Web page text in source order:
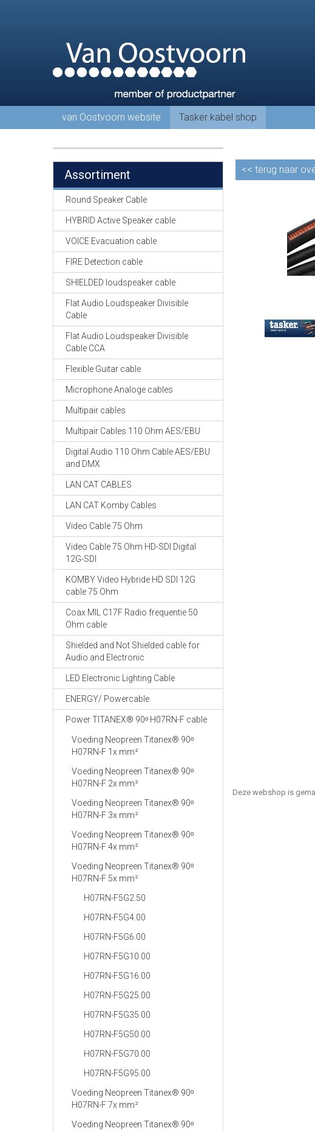
van Oostvoorn website Tasker kabel shop
Assortiment
Round Speaker Cable
HYBRID Active Speaker cable
VOICE Evacuation cable
FIRE Detection cable
SHIELDED loudspeaker cable
Flat Audio Loudspeaker Divisible
Cable
Flat Audio Loudspeaker Divisible
Cable CCA
Flexible Guitar cable
Microphone Analoge cables
Multipair cables
Multipair Cables 110 Ohm AES/EBU
Digital Audio 110 Ohm Cable AES/EBU
and DMX
LAN CAT CABLES
LAN CAT Komby Cables
Video Cable 75 Ohm
Video Cable 75 Ohm HD-SDI Digital
12G-SDI
KOMBY Video Hybride HD SDI 12G
cable 75 Ohm
Coax MIL C17F Radio frequentie 50
Ohm cable
Shielded and Not Shielded cable for
Audio and Electronic
LED Electronic Lighting Cable
ENERGY/ Powercable
Power TITANEX® 90ᵒ H07RN-F cable
Voeding Neopreen Titanex® 90ᵒ
H07RN-F 1x mm²
Voeding Neopreen Titanex® 90ᵒ
H07RN-F 2x mm²
Voeding Neopreen Titanex® 90ᵒ
H07RN-F 3x mm²
Voeding Neopreen Titanex® 90ᵒ
H07RN-F 4x mm²
Voeding Neopreen Titanex® 90ᵒ
H07RN-F 5x mm²
H07RN-F5G2.50
H07RN-F5G4.00
H07RN-F5G6.00
H07RN-F5G10.00
H07RN-F5G16.00
H07RN-F5G25.00
H07RN-F5G35.00
H07RN-F5G50.00
H07RN-F5G70.00
H07RN-F5G95.00
Voeding Neopreen Titanex® 90ᵒ
H07RN-F 7x mm²
Voeding Neopreen Titanex® 90ᵒ
<< terug naar
Deze webshop is